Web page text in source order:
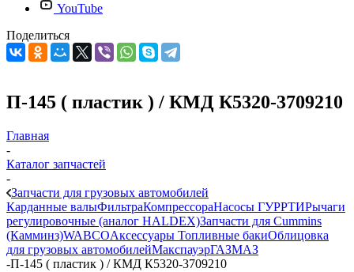
YouTube
Поделиться
П-145 ( пластик ) / КМД К5320-3709210
Главная
-
Каталог запчастей
-
Запчасти для грузовых автомобилей
Карданные валыФильтраКомпрессораНасосы ГУРРТИРычаги
регулировочные (аналог HALDEX)Запчасти для Cummins
(Камминз)WABCOАксессуары Топливные бакиОблицовка
для грузовых автомобилейМакспауэрГАЗМАЗ
-П-145 ( пластик ) / КМД К5320-3709210